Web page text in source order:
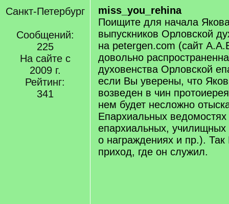
Санкт-Петербург
Сообщений:
225
На сайте с
2009 г.
Рейтинг:
341
miss_you_rehina
Поищите для начала
выпускников Орловской
на petergen.com (сайт
довольно
духовенства Орловской
если Вы уверены, что
возведен в чин
нем будет несложно
Епархиальных
епархиальных, училищных
о награждениях и пр.).
приход, где он служил.